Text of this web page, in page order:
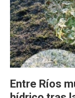
Entre Ríos